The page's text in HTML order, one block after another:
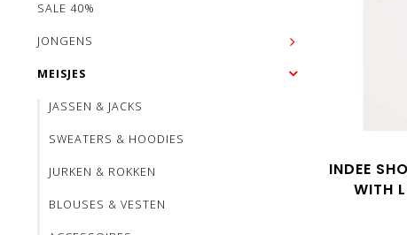
SALE 40%
JONGENS
MEISJES
JASSEN & JACKS
SWEATERS & HOODIES
JURKEN & ROKKEN
BLOUSES & VESTEN
INDEE
WITH